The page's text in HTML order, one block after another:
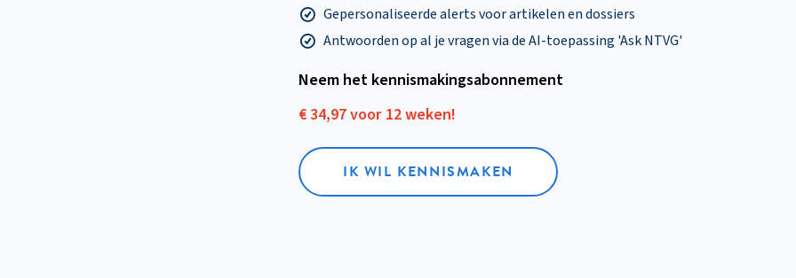
Gepersonaliseerde alerts voor artikelen en dossiers
Antwoorden op al je vragen via de AI-toepassing 'Ask NTVG'
Neem het kennismakings­abonnement
€ 34,97 voor 12 weken!
IK WIL KENNISMAKEN